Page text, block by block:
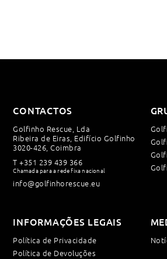
CONTACTOS
Golfinho Rescue, Lda
Ribeira de Eiras, Edifício Golfinho
3020-426, Coimbra
T+351 239 439 366
Chamada para a rede fixa nacional
info@golfinhorescue.eu
INFORMAÇÕES LEGAIS
Política de Privacidade
Política de Devoluções